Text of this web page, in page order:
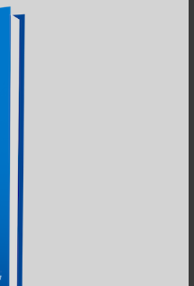
Verwaltung
Anteil der online
12% auf 30%
Stellen ist